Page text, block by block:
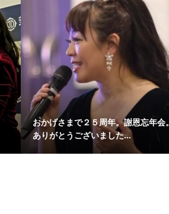
おかげさまで２５周年。謝恩忘年会。
ありがとうございました...